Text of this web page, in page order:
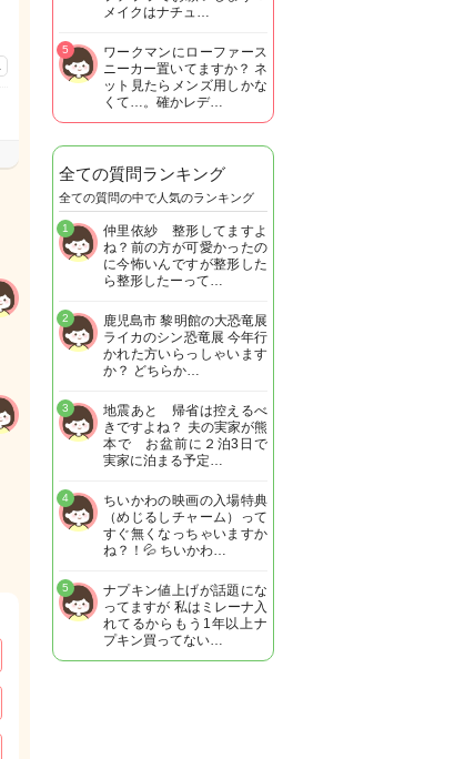
メイクはナチュ…
ワークマンにローファース
ニーカー置いてますか？ ネ
ット見たらメンズ用しかな
くて…。確かレデ…
5
全ての質問ランキング
全ての質問の中で人気のランキング
仲里依紗 整形してますよ
ね？前の方が可愛かったの
に今怖いんですが整形した
ら整形したーって…
1
鹿児島市 黎明館の大恐竜展
ライカのシン恐竜展 今年行
かれた方いらっしゃいます
か？ どちらか…
2
地震あと 帰省は控えるべ
きですよね？ 夫の実家が熊
本で お盆前に２泊3日で
実家に泊まる予定…
3
ちいかわの映画の入場特典
（めじるしチャーム）って
すぐ無くなっちゃいますか
ね？！💦 ちいかわ…
4
ナプキン値上げが話題にな
ってますが 私はミレーナ入
れてるからもう1年以上ナ
プキン買ってない…
5